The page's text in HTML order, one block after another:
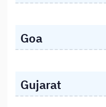
Goa
Gujarat